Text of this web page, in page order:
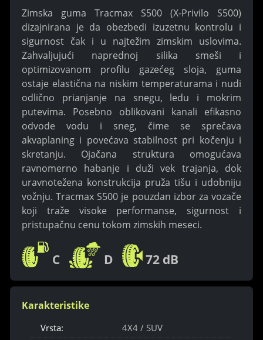
Zimska guma Tracmax S500 (X-Privilo S500)
dizajnirana je da obezbedi izuzetnu kontrolu i
sigurnost čak i u najtežim zimskim uslovima.
Zahvaljujući naprednoj silika smeši i
optimizovanom profilu gazećeg sloja, guma
ostaje elastična na niskim temperaturama i nudi
odlično prianjanje na snegu, ledu i mokrim
putevima. Posebno oblikovani kanali efikasno
odvode vodu i sneg, čime se sprečava
akvaplaning i povećava stabilnost pri kočenju i
skretanju. Ojačana struktura omogućava
ravnomerno habanje i duži vek trajanja, dok
uravnotežena konstrukcija pruža tišu i udobniju
vožnju. Tracmax S500 je pouzdan izbor za vozače
koji traže visoke performanse, sigurnost i
pristupačnu cenu tokom zimskih meseci.
C D 72 dB
Karakteristike
Vrsta:
4X4 / SUV